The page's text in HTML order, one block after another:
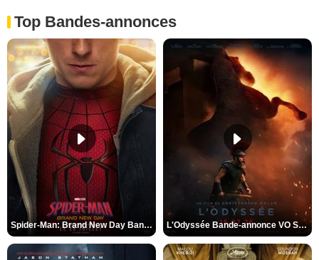
Top Bandes-annonces
Spider-Man: Brand New Day Bande-annonce VO STFR L'Odyssée Bande-annonce VO STFR